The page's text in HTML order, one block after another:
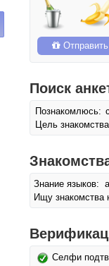
Поиск
Познакомлюсь:
Цель
Знание языков:
Ищу знакомства
Селфи